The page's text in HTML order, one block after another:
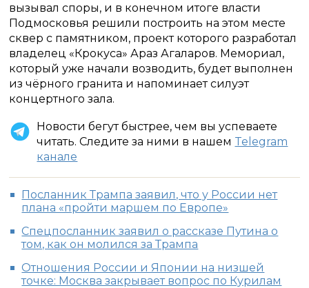
вызывал споры, и в конечном итоге власти
Подмосковья решили построить на этом месте
сквер с памятником, проект которого разработал
владелец «Крокуса» Араз Агаларов. Мемориал,
который уже начали возводить, будет выполнен
из чёрного гранита и напоминает силуэт
концертного зала.
Новости бегут быстрее, чем вы успеваете
читать. Следите за ними в нашем Telegram
канале
Посланник Трампа заявил, что у России нет
плана «пройти маршем по Европе»
Спецпосланник заявил о рассказе Путина о
том, как он молился за Трампа
Отношения России и Японии на низшей
точке: Москва закрывает вопрос по Курилам